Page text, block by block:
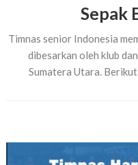
Sepak
Timnas senior Indonesia
dibesarkan oleh klub
Sumatera Utara.